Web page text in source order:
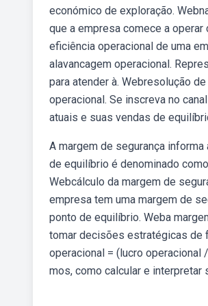
económico de exploração.
que a empresa comece a operar
eficiência operacional de uma
alavancagem operacional.
para atender à. Webresolução
operacional. Se inscreva no
atuais e suas vendas de
A margem de segurança
de equilíbrio é denominado
Webcálculo da margem de
empresa tem uma margem de
ponto de equilíbrio. Weba
tomar decisões estratégicas de
operacional = (lucro operacional
mos, como calcular e